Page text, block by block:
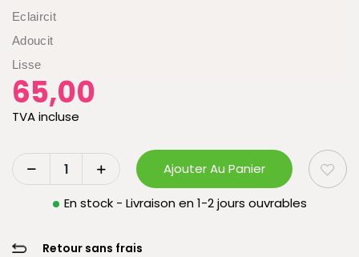
Eclaircit
Adoucit
Lisse
65,00
TVA incluse
Ajouter Au Panier
En stock - Livraison en 1-2 jours ouvrables
Retour sans frais